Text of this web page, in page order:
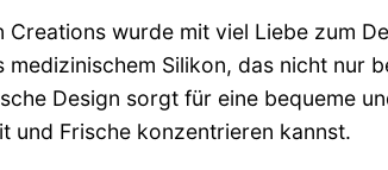
Creations wurde mit viel Liebe zum
medizinischem Silikon, das nicht nur
Design sorgt für eine bequeme
und Frische konzentrieren kannst.